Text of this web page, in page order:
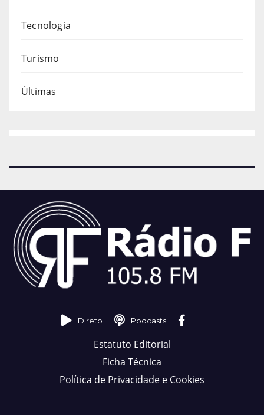
Tecnologia
Turismo
Últimas
Direto Podcasts
Estatuto Editorial
Ficha Técnica
Política de Privacidade e Cookies